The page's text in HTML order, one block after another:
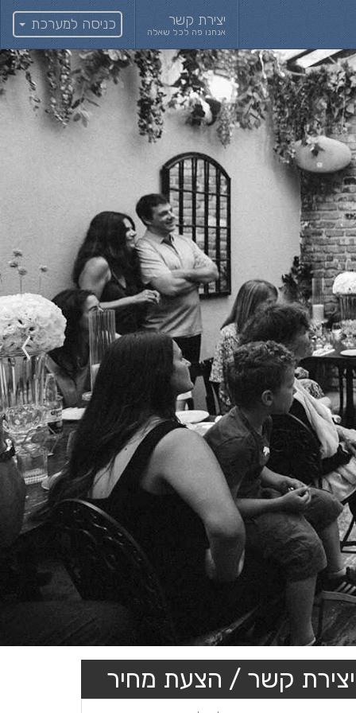
יצירת קשר
אנחנו פה לכל שאלה כניסה למערכת
יצירת קשר / הצעת מחיר